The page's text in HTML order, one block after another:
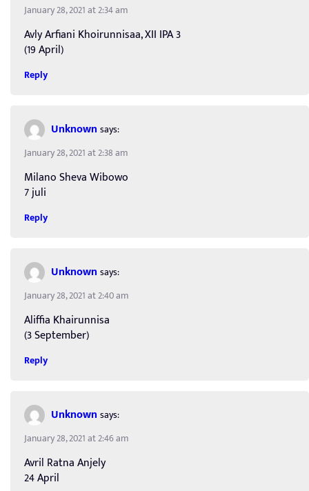
January 28, 2021 at 2:34 am
Avly Arfiani Khoirunnisaa, XII IPA 3
(19 April)
Reply
Unknown says:
January 28, 2021 at 2:38 am
Milano Sheva Wibowo
7 juli
Reply
Unknown says:
January 28, 2021 at 2:40 am
Aliffia Khairunnisa
(3 September)
Reply
Unknown says:
January 28, 2021 at 2:46 am
Avril Ratna Anjely
24 April